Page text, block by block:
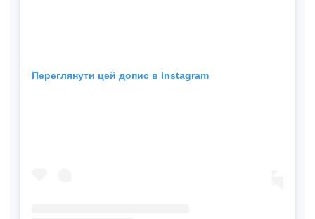
Переглянути цей допис в Instagram